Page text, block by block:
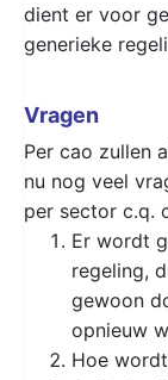
dient er voor
generieke
Vragen
Per cao zullen
nu nog veel
per sector c.q.
Er wordt
regeling,
gewoon
opnieuw
Hoe